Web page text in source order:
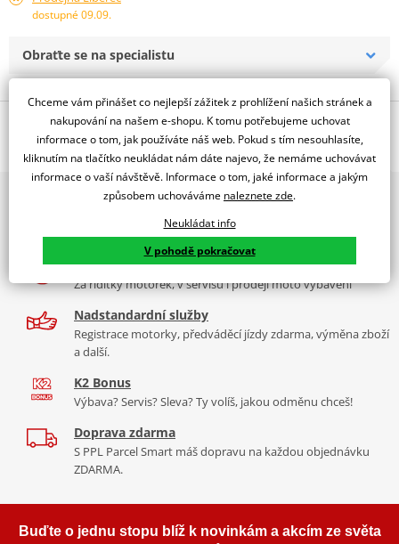
dostupné 09.09.
Obraťte se na specialistu
Popis a parametry
Jsme autorizovaný
dealer značky EK + SUPERSPROX
Řetězová sada - Řetěz EK, řada SRO6, těsněný O-kroužkem.
Ocelové kolečko a rozeta SUPERSPROX.
Řetěz 520 SRO6
pádem je nejvhodnější pro úzká vodítka řetězů sportovních endur
nebo motokrosek. Je zároveň nejlehčí a nejpevnější a jako jediný
na trhu má ZST.
KTM 390 Duke, Honda CB 500 F, Yamaha R3
Kvalitní O-kroužkový řetěz sedí na podobné motorky jako DEX
řada, ale větší kubatury. Je vyroben z o něco kvalitnějších
2x multibrand showroom
9 značek motocyklů, servis, oblečení, doplňky i náhradní
díly, to vše v Praze a Liberci
Více než 30 let zkušeností
Za řídítky motorek, v servisu i prodeji moto vybavení
Nadstandardní služby
Registrace motorky, předváděcí jízdy zdarma, výměna zboží
a další.
K2 Bonus
Výbava? Servis? Sleva? Ty volíš, jakou odměnu chceš!
Doprava zdarma
S PPL Parcel Smart máš dopravu na každou objednávku
ZDARMA.
Buďte o jednu stopu blíž k novinkám a akcím ze světa
Chceme vám přinášet co nejlepší zážitek z prohlížení našich stránek a
nakupování na našem e-shopu. K tomu potřebujeme uchovat
informace o tom, jak používáte náš web. Pokud s tím nesouhlasíte,
kliknutím na tlačítko neukládat nám dáte najevo, že nemáme uchovávat
informace o vaší návštěvě. Informace o tom, jaké informace a jakým
způsobem uchováváme naleznete zde.
Neukládat info
V pohodě pokračovat